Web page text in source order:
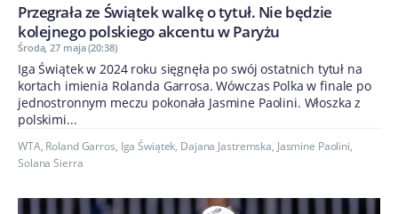
Przegrała ze Świątek walkę o tytuł. Nie będzie
kolejnego polskiego akcentu w Paryżu
Środa, 27 maja (20:38)
Iga Świątek w 2024 roku sięgnęła po swój ostatnich tytuł na
kortach imienia Rolanda Garrosa. Wówczas Polka w finale po
jednostronnym meczu pokonała Jasmine Paolini. Włoszka z
polskimi...
WTA, Roland Garros, Iga Świątek, Dajana Jastremska, Jasmine Paolini,
Solana Sierra